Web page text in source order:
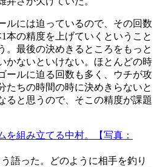
ルには迫っているので、その回数
本の精度を上げていくということ
。最後の決めきるところをもっと
かないといけない。ほとんどの時
ールに迫る回数も多く、ウチが攻
たちの時間の時に決めきらないと
ると思うので、そこの精度が課題
語った。どのように相手を釣り